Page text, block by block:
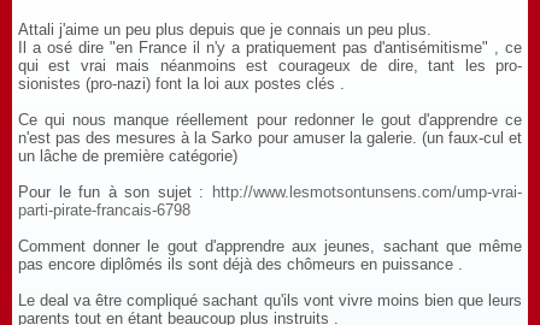
Attali j'aime un peu plus depuis que je connais un peu plus.
Il a osé dire "en France il n'y a pratiquement pas d'antisémitisme" , ce
qui est vrai mais néanmoins est courageux de dire, tant les pro-
sionistes (pro-nazi) font la loi aux postes clés .
Ce qui nous manque réellement pour redonner le gout d'apprendre ce
n'est pas des mesures à la Sarko pour amuser la galerie. (un faux-cul et
un lâche de première catégorie)
Pour le fun à son sujet :
http://www.lesmotsontunsens.com/ump-vrai-
parti-pirate-francais-6798
Comment donner le gout d'apprendre aux jeunes, sachant que même
pas encore diplômés ils sont déjà des chômeurs en puissance .
Le deal va être compliqué sachant qu'ils vont vivre moins bien que leurs
parents tout en étant beaucoup plus instruits .